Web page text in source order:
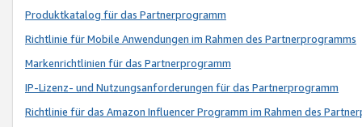
Produktkatalog für das Partnerprogramm
Richtlinie für Mobile Anwendungen im Rahmen des Partnerprogramms
Markenrichtlinien für das Partnerprogramm
IP-Lizenz- und Nutzungsanforderungen für das Partnerprogramm
Richtlinie für das Amazon Influencer Programm im Rahmen des